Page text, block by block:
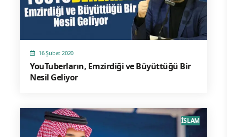
16 Şubat 2020
YouTuberların, Emzirdiği ve Büyüttüğü Bir
Nesil Geliyor
İSLAM